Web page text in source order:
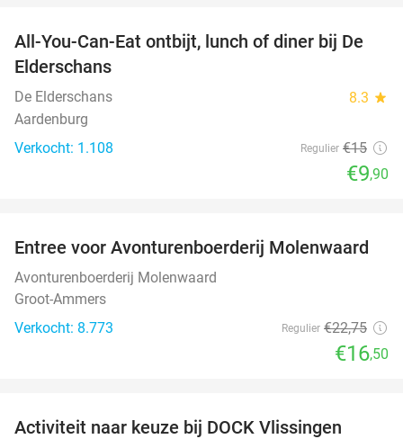
34%
All-You-Can-Eat ontbijt, lunch of diner bij De
Elderschans
De Elderschans 8.3 star
Aardenburg
Verkocht: 1.108
Regulier €15
€9,90
27%
Entree voor Avonturenboerderij Molenwaard
Avonturenboerderij Molenwaard
Groot-Ammers
Verkocht: 8.773
Regulier €22,75
€16,50
Activiteit naar keuze bij DOCK Vlissingen